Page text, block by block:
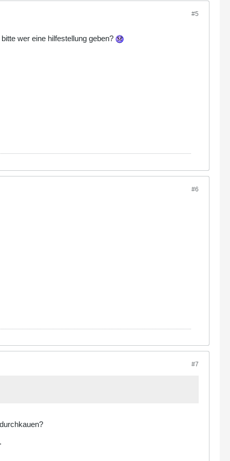
#5
wer eine hilfestellung geben?
#6
#7